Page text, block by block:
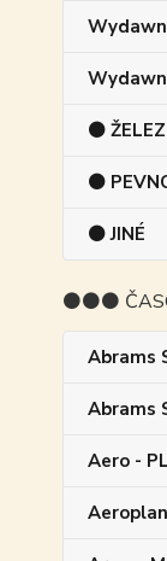
⚫
⚫
⚫ JINÉ
⚫⚫⚫
Abrams
Abrams
Aero - PL